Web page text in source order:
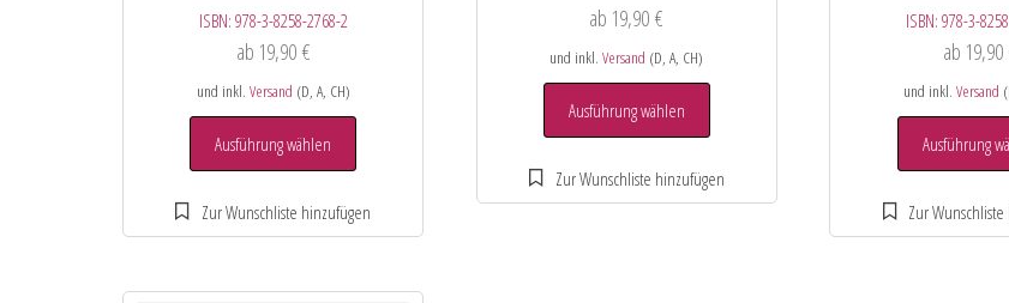
ISBN: 978-3-8258-2768-2
ab 19,90 €
und inkl. Versand (D, A, CH)
Ausführung wählen
ab 19,90€
und inkl.Versand (D, A, CH)
Ausführung wählen
ISBN:978-3-
ab 19,90
und inkl.Versand
Ausführung